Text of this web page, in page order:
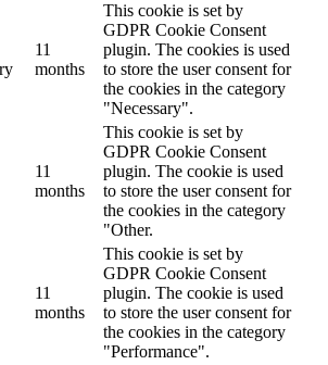
11
months
This cookie is set by
GDPR Cookie Consent
plugin. The cookies is used
to store the user consent for
the cookies in the category
"Necessary".
11
months
This cookie is set by
GDPR Cookie Consent
plugin. The cookie is used
to store the user consent for
the cookies in the category
"Other.
11
months
This cookie is set by
GDPR Cookie Consent
plugin. The cookie is used
to store the user consent for
the cookies in the category
"Performance".